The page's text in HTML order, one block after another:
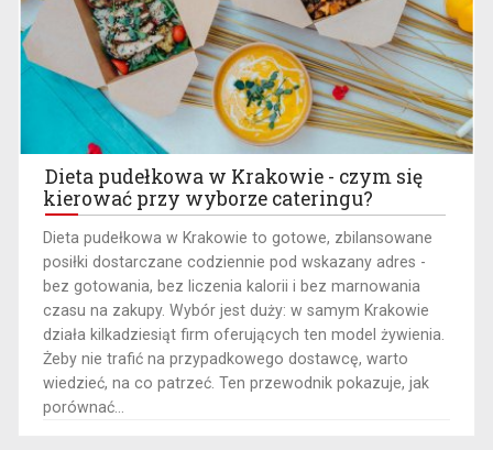
Dieta pudełkowa w Krakowie - czym się
kierować przy wyborze cateringu?
​Dieta pudełkowa w Krakowie to gotowe, zbilansowane
posiłki dostarczane codziennie pod wskazany adres -
bez gotowania, bez liczenia kalorii i bez marnowania
czasu na zakupy. Wybór jest duży: w samym Krakowie
działa kilkadziesiąt firm oferujących ten model żywienia.
Żeby nie trafić na przypadkowego dostawcę, warto
wiedzieć, na co patrzeć. Ten przewodnik pokazuje, jak
porównać...